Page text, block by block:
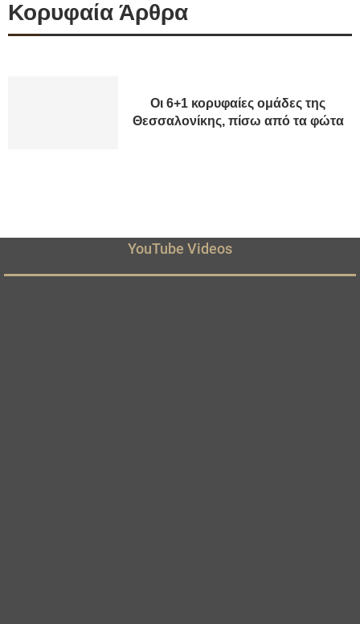
Κορυφαία Άρθρα
Οι 6+1 κορυφαίες ομάδες της
Θεσσαλονίκης, πίσω από τα φώτα
YouTube Videos